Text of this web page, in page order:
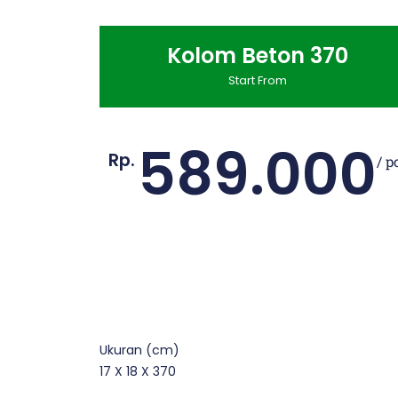
Kolom Beton 370
Start From
Rp. 589.000/
Ukuran (cm)
17 X 18 X 370